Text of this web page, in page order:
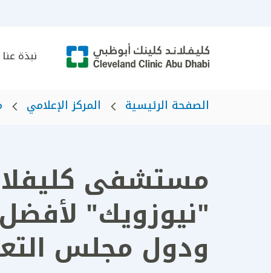
نبذة عنا
الصفحة الرئيسية المركز الإعلامي
مستشفى
"نيوزويك"
ودول مجلس